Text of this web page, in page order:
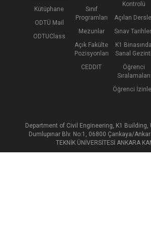
Kütüphane
ODTÜ Mail
ODTUClass
Sınıf
Programları
Mezunlar
Açık Fakülte
Pozisyonları
CEDDIT
Kontrolü
Açılan
Sınav
K1 Binasında
Sanal Gezinti
Öğrenci
Sıralamaları
Öğrenci
Department of Civil Engineering, K1 Building,
Dumlupınar Blv. No:1, 06800 Çankaya/
TEKNİK ÜNİVERSİTESİ ANKARA